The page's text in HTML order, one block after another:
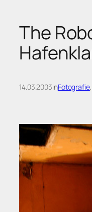
The
14.03.2003inFotografie,